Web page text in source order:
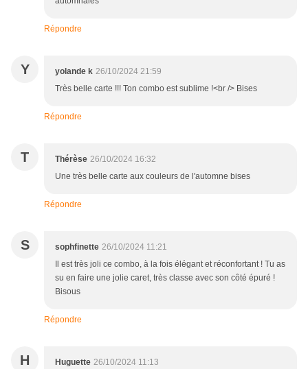
Répondre
Y yolande k 26/10/2024 21:59
Très belle carte !!! Ton combo est sublime !<br /> Bises
Répondre
T Thérèse 26/10/2024 16:32
Une très belle carte aux couleurs de l'automne bises
Répondre
S sophfinette 26/10/2024 11:21
Il est très joli ce combo, à la fois élégant et réconfortant ! Tu as
su en faire une jolie caret, très classe avec son côté épuré !
Bisous
Répondre
H Huguette 26/10/2024 11:13